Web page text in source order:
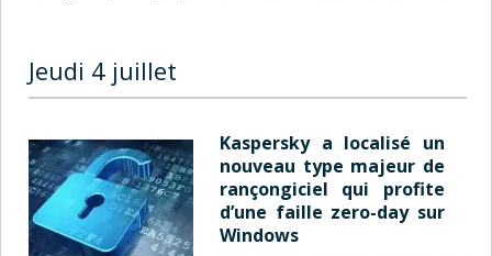
Jeudi 4 juillet
Kaspersky a localisé un
nouveau type majeur de
rançongiciel qui profite
d’une faille zero-day sur
Windows